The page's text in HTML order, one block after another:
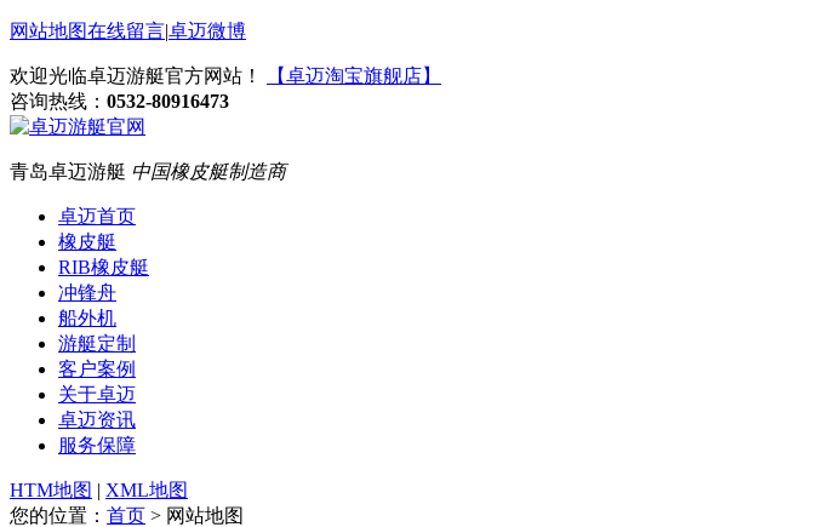
网站地图在线留言|卓迈微博
欢迎光临卓迈游艇官方网站！
【卓迈淘宝旗舰店】
咨询热线： 0532-80916473
青岛卓迈游艇 中国橡皮艇制造商
卓迈首页
橡皮艇
RIB橡皮艇
冲锋舟
船外机
游艇定制
客户案例
关于卓迈
卓迈资讯
服务保障
HTM地图 | XML地图
您的位置： 首页 > 网站地图